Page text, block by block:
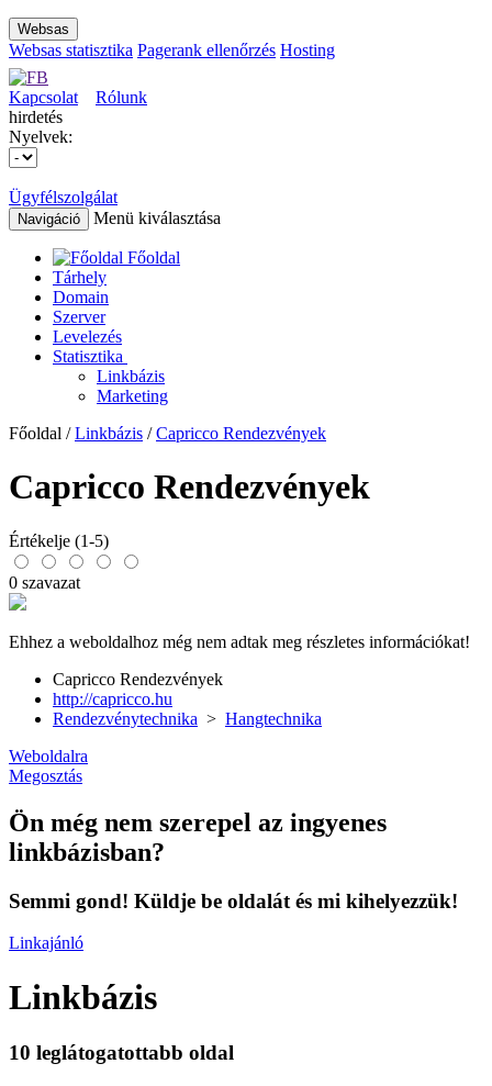
Websas
Websas statisztika Pagerank ellenőrzés Hosting
Kapcsolat
Rólunk
hirdetés
Nyelvek:
Ügyfélszolgálat
Navigáció Menü kiválasztása
Főoldal
Tárhely
Domain
Szerver
Levelezés
Statisztika
Linkbázis
Marketing
Főoldal /Linkbázis /Capricco Rendezvények
Capricco Rendezvények
Értékelje (1-5)
0 szavazat
Ehhez a weboldalhoz még nem adtak meg részletes információkat!
Capricco Rendezvények
http://capricco.hu
Rendezvénytechnika > Hangtechnika
Weboldalra
Megosztás
Ön még nem szerepel az ingyenes
linkbázisban?
Semmi gond! Küldje be oldalát és mi kihelyezzük!
Linkajánló
Linkbázis
10 leglátogatottabb oldal